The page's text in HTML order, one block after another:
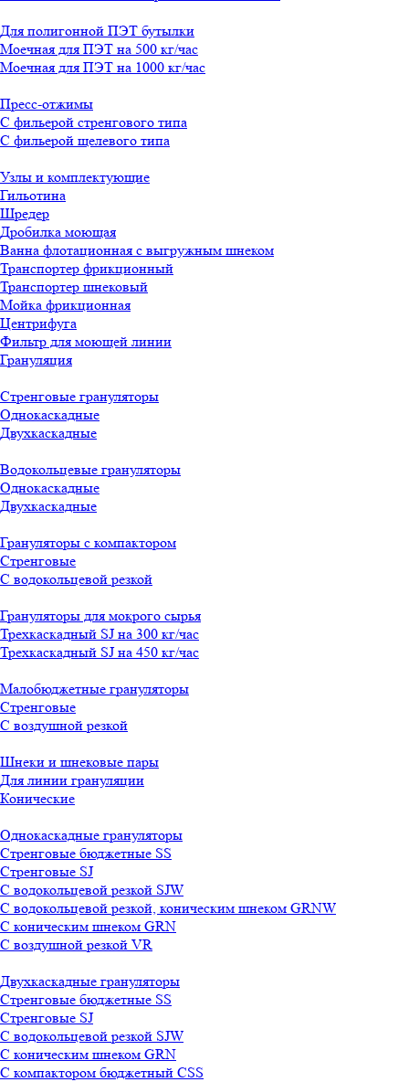
Для полигонной ПЭТ бутылки
Моечная для ПЭТ на 500 кг/час
Моечная для ПЭТ на 1000 кг/час
Пресс-отжимы
С фильерой стренгового типа
С фильерой щелевого типа
Узлы и комплектующие
Гильотина
Шредер
Дробилка моющая
Ванна флотационная с выгружным шнеком
Транспортер фрикционный
Транспортер шнековый
Мойка фрикционная
Центрифуга
Фильтр для моющей линии
Грануляция
Стренговые грануляторы
Однокаскадные
Двухкаскадные
Водокольцевые грануляторы
Однокаскадные
Двухкаскадные
Грануляторы с компактором
Стренговые
С водокольцевой резкой
Грануляторы для мокрого сырья
Трехкаскадный SJ на 300 кг/час
Трехкаскадный SJ на 450 кг/час
Малобюджетные грануляторы
Стренговые
С воздушной резкой
Шнеки и шнековые пары
Для линии грануляции
Конические
Однокаскадные грануляторы
Стренговые бюджетные SS
Стренговые SJ
С водокольцевой резкой SJW
С водокольцевой резкой, коническим шнеком GRNW
С коническим шнеком GRN
С воздушной резкой VR
Двухкаскадные грануляторы
Стренговые бюджетные SS
Стренговые SJ
С водокольцевой резкой SJW
С коническим шнеком GRN
С компактором бюджетный CSS